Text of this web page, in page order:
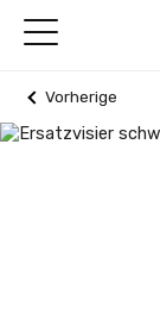
Vorherige